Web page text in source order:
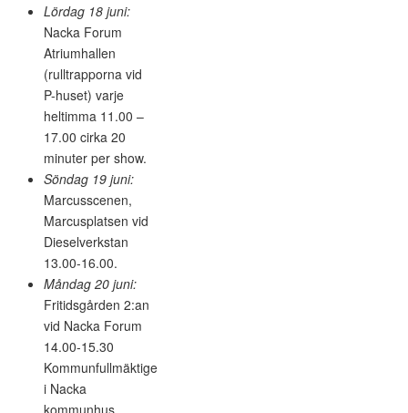
Lördag 18 juni:
Nacka Forum
Atriumhallen
(rulltrapporna vid
P-huset) varje
heltimma 11.00 –
17.00 cirka 20
minuter per show.
Söndag 19 juni:
Marcusscenen,
Marcusplatsen vid
Dieselverkstan
13.00-16.00.
Måndag 20 juni:
Fritidsgården 2:an
vid Nacka Forum
14.00-15.30
Kommunfullmäktige
i Nacka
kommunhus